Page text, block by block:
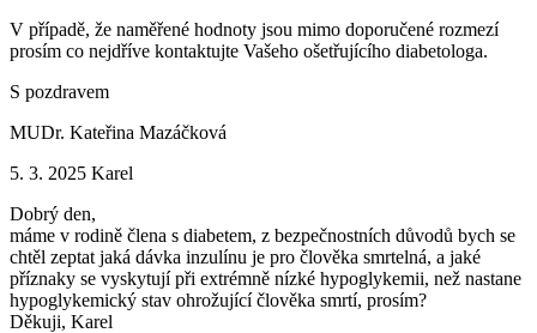
V případě, že naměřené hodnoty jsou mimo doporučené rozmezí
prosím co nejdříve kontaktujte Vašeho ošetřujícího diabetologa.
S pozdravem
MUDr. Kateřina Mazáčková
5. 3. 2025 Karel
Dobrý den,
máme v rodině člena s diabetem, z bezpečnostních důvodů bych se
chtěl zeptat jaká dávka inzulínu je pro člověka smrtelná, a jaké
příznaky se vyskytují při extrémně nízké hypoglykemii, než nastane
hypoglykemický stav ohrožující člověka smrtí, prosím?
Děkuji, Karel